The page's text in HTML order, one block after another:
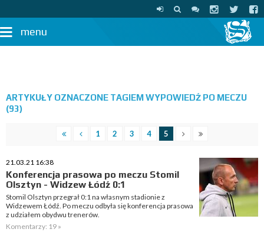
menu
ARTYKUŁY OZNACZONE TAGIEM WYPOWIEDŹ PO MECZU
(93)
1 2 3 4 5
21.03.21 16:38
Konferencja prasowa po meczu Stomil
Olsztyn - Widzew Łódź 0:1
Stomil Olsztyn przegrał 0:1 na własnym stadionie z
Widzewem Łódź. Po meczu odbyła się konferencja prasowa
z udziałem obydwu trenerów.
Komentarzy: 19 »